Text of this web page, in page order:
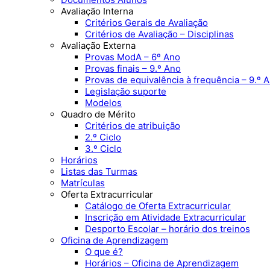
Avaliação Interna
Critérios Gerais de Avaliação
Critérios de Avaliação – Disciplinas
Avaliação Externa
Provas ModA – 6º Ano
Provas finais – 9.º Ano
Provas de equivalência à frequência – 9.º
Legislação suporte
Modelos
Quadro de Mérito
Critérios de atribuição
2.º Ciclo
3.º Ciclo
Horários
Listas das Turmas
Matrículas
Oferta Extracurricular
Catálogo de Oferta Extracurricular
Inscrição em Atividade Extracurricular
Desporto Escolar – horário dos treinos
Oficina de Aprendizagem
O que é?
Horários – Oficina de Aprendizagem